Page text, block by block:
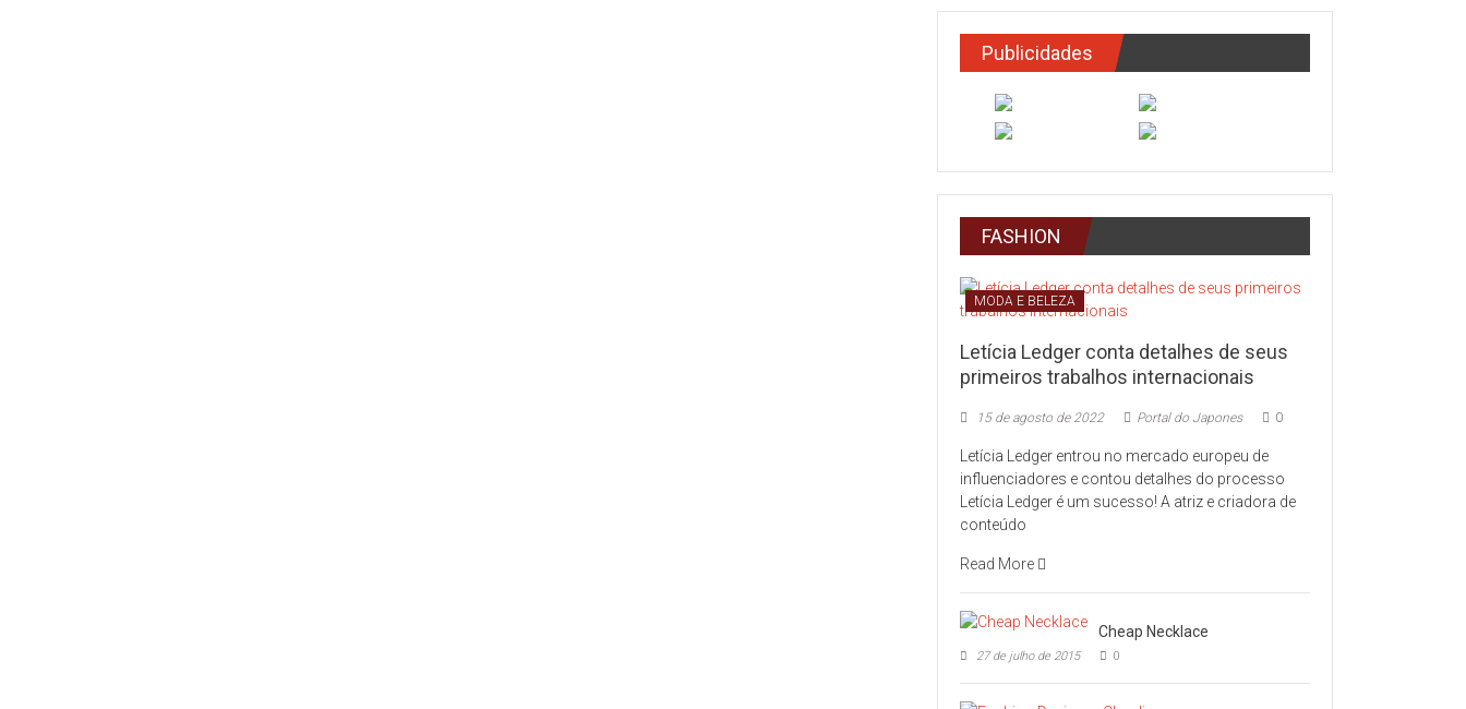
Publicidades
FASHION
MODA E BELEZA
Letícia Ledger conta detalhes de seus
primeiros trabalhos internacionais
15 de agosto de 2022 Portal do Japones 0
Letícia Ledger entrou no mercado europeu de
influenciadores e contou detalhes do processo
Letícia Ledger é um sucesso! A atriz e criadora de
conteúdo
Read More
Cheap Necklace
27 de julho de 2015 0